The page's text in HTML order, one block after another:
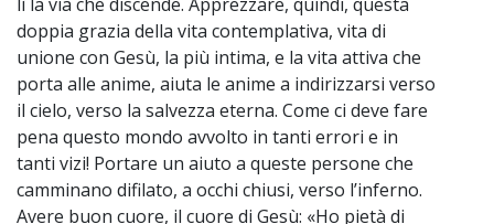
doppia grazia della vita contemplativa, vita di
unione con Gesù, la più intima, e la vita attiva che
porta alle anime, aiuta le anime a indirizzarsi verso
il cielo, verso la salvezza eterna. Come ci deve fare
pena questo mondo avvolto in tanti errori e in
tanti vizi! Portare un aiuto a queste persone che
camminano difilato, a occhi chiusi, verso l’inferno.
Avere buon cuore, il cuore di Gesù: «Ho pietà di